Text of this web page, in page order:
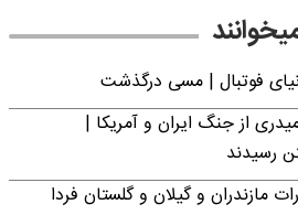
فوتبال | مسی درگذشت
از جنگ ایران و آمریکا |
رسیدند
مازندران و گیلان و گلستان فردا